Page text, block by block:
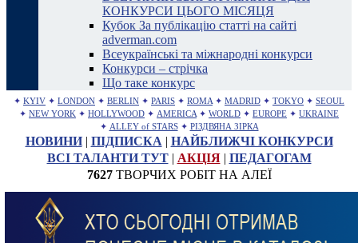
КОНКУРСИ ЦЬОГО МІСЯЦЯ
Кубок За публікацію статті на сайті
adverman.com
Всеукраїнські та міжнародні конкурси
Конкурси – стрічка
Що таке конкурс
✦ KYIV ✦ LONDON ✦ BERLIN ✦ PARIS ✦ ROMA ✦ MADRID ✦ TOKYO ✦ SEOUL
✦ NEW YORK ✦ HOLLYWOOD ✦ AMERICA ✦ WORLD ✦ EUROPE ✦ UKRAINE
✦ ALLEY of STARS ✦ РІЗДВЯНА ЗІРКА
НОВИНИ| ПІДПИСКА | НАЙБЛИЖЧІ КОНКУРСИ
ВСІ ТАЛАНТИ ТУТ| АКЦІЯ| ПЕДАГОГАМ
7627ТВОРЧИХ РОБІТ НА АЛЕЇ